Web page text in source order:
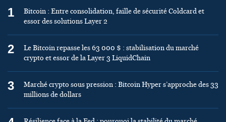
1
Bitcoin : Entre consolidation, faille de sécurité Coldcard et
essor des solutions Layer 2
2
Le Bitcoin repasse les 63 000 $ : stabilisation du marché
crypto et essor de la Layer 3 LiquidChain
3
Marché crypto sous pression : Bitcoin Hyper s’approche des 33
millions de dollars